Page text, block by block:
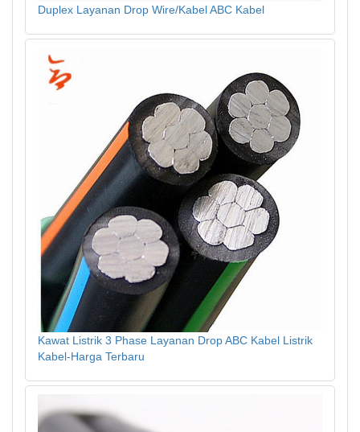
Duplex Layanan Drop Wire/Kabel ABC Kabel
Kawat Listrik 3 Phase Layanan Drop ABC Kabel Listrik
Kabel-Harga Terbaru